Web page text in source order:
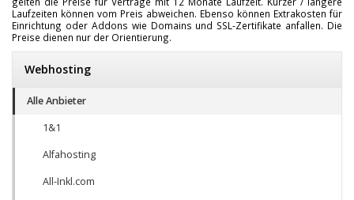
Laufzeiten können vom Preis abweichen. Ebenso können Extrakosten für
Einrichtung oder Addons wie Domains und SSL-Zertifikate anfallen. Die
Preise dienen nur der Orientierung.
Webhosting
Alle Anbieter
1&1
Alfahosting
All-Inkl.com